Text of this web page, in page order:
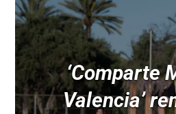
‘Comparte
Valencia’